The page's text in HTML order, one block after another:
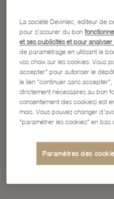
La société Devinlec, éditeur de
pour s'assurer du bon
et ses publicités et pour analyser
de paramétrage en utilisant le
vos choix sur les cookies. Vous
accepter" pour autoriser le
le lien "continuer sans
strictement nécessaires au bon
consentement des cookies) est
mois. Vous pouvez changer
"paramétrer les cookies" en bas
Paramètres des